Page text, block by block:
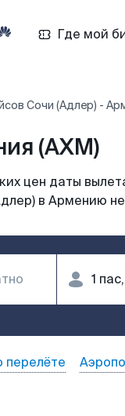
Где мой
Сочи (Адлер) -
(AXM)
цен даты
в Армению
перелёте